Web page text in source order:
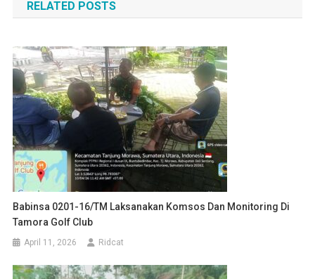
RELATED POSTS
Babinsa 0201-16/TM Laksanakan Komsos Dan Monitoring Di
Tamora Golf Club
April 11, 2026 Ridcat